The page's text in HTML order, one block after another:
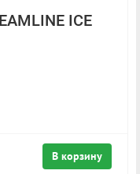
ICE
В корзину